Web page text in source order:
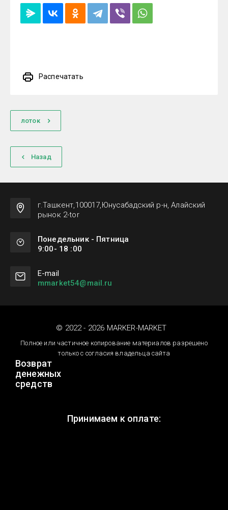
Распечатать
лоток
Назад
г.Ташкент,100017,Юнусабадский р-н, Алайский
рынок 2-tor
Понедельник - Пятница
9:00- 18 :00
Е-mail
mmarket54@mail.ru
© 2022 - 2026 MARKER-MARKET
Полное или частичное копирование материалов разрешено
только с согласия владельца сайта
Возврат
денежных
средств
Принимаем к оплате: